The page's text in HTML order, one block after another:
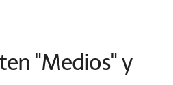
"Medios" y